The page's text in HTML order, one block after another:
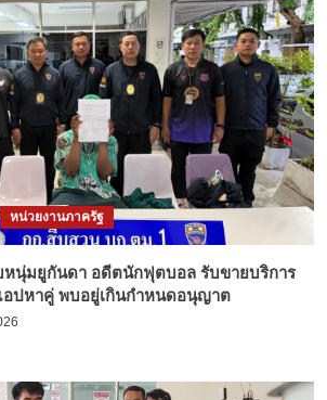
หน่วยงานภาครัฐ
หนุ่มยูกันดา อดีตนักฟุตบอล รับขายบริการ
อปหาคู่ พบอยู่เกินกำหนดอนุญาต